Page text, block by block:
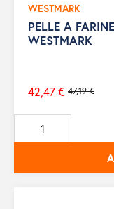
WESTMARK
PELLE A
WESTMARK
Prix
de
base
47,19 €
42,47 €